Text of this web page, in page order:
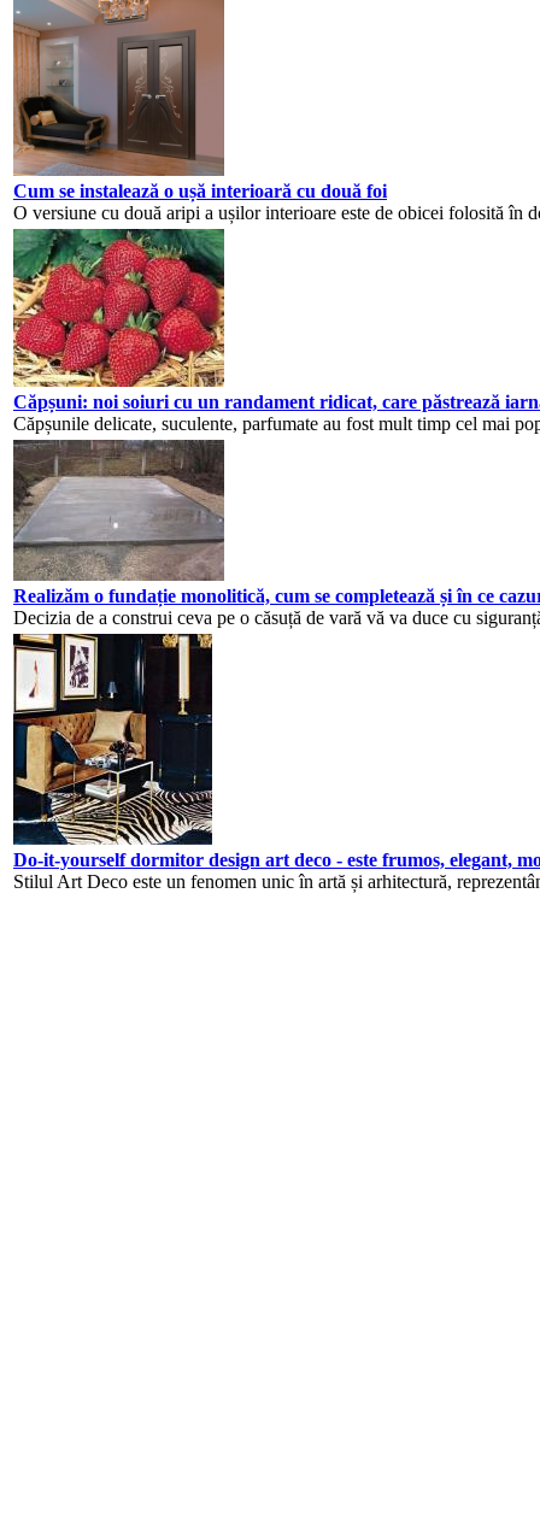
Cum se instalează o ușă interioară cu două foi
O versiune cu două aripi a ușilor interioare este de obicei folosită în
Căpșuni: noi soiuri cu un randament ridicat, care păstrează
Căpșunile delicate, suculente, parfumate au fost mult timp cel mai
Realizăm o fundație monolitică, cum se completează și în ce
Decizia de a construi ceva pe o căsuță de vară vă va duce cu
Do-it-yourself dormitor design art deco - este frumos, elegant,
Stilul Art Deco este un fenomen unic în artă și arhitectură,